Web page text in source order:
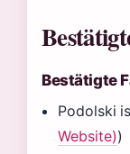
Bestätigte
Podolski
Website))